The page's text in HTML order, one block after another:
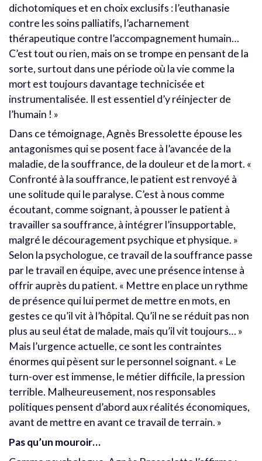
dichotomiques et en choix exclusifs : l’euthanasie
contre les soins palliatifs, l’acharnement
thérapeutique contre l’accompagnement humain…
C’est tout ou rien, mais on se trompe en pensant de la
sorte, surtout dans une période où la vie comme la
mort est toujours davantage technicisée et
instrumentalisée. Il est essentiel d’y réinjecter de
l’humain ! »
Dans ce témoignage, Agnès Bressolette épouse les
antagonismes qui se posent face à l’avancée de la
maladie, de la souffrance, de la douleur et de la mort. «
Confronté à la souffrance, le patient est renvoyé à
une solitude qui le paralyse. C’est à nous comme
écoutant, comme soignant, à pousser le patient à
travailler sa souffrance, à intégrer l’insupportable,
malgré le découragement psychique et physique. »
Selon la psychologue, ce travail de la souffrance passe
par le travail en équipe, avec une présence intense à
offrir auprès du patient. « Mettre en place un rythme
de présence qui lui permet de mettre en mots, en
gestes ce qu’il vit à l’hôpital. Qu’il ne se réduit pas non
plus au seul état de malade, mais qu’il vit toujours… »
Mais l’urgence actuelle, ce sont les contraintes
énormes qui pèsent sur le personnel soignant. « Le
turn-over est immense, le métier difficile, la pression
terrible. Malheureusement, nos responsables
politiques pensent d’abord aux réalités économiques,
avant de mettre en avant ce travail de terrain. »
Pas qu’un mouroir…